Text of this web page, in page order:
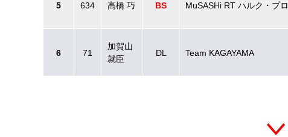
5 634 高橋 巧 BS MuSASHi RT ハルク・プロ
6 71
加賀山
就臣
DL Team KAGAYAMA